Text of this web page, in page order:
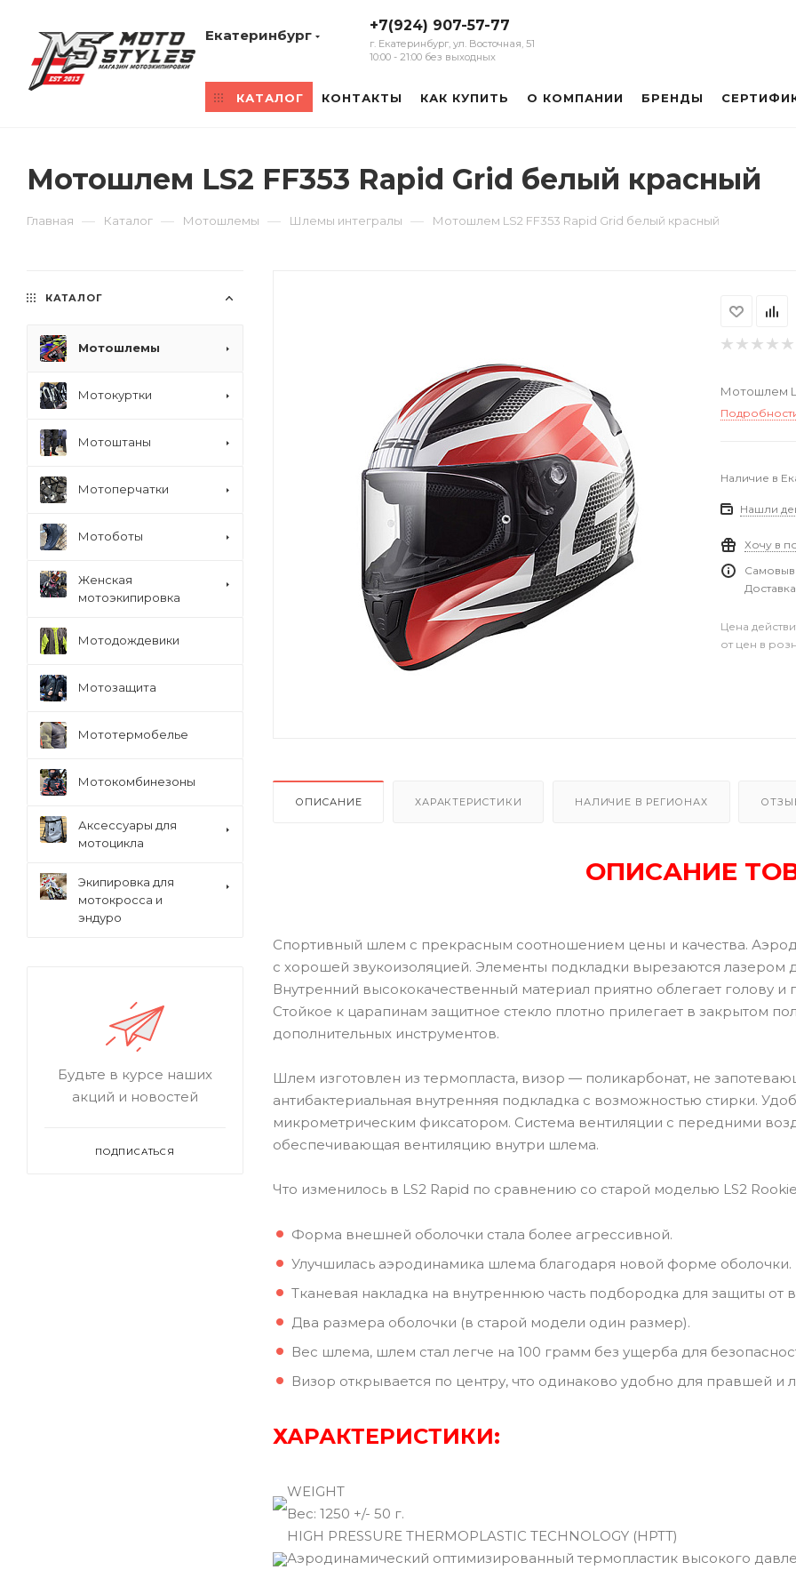
Екатеринбург
+7(924) 907-57-77
г. Екатеринбург, ул. Восточная, 51
10:00 - 21:00 без выходных
КАТАЛОГ КОНТАКТЫ КАК КУПИТЬ О КОМПАНИИ БРЕНДЫ
Мотошлем LS2 FF353 Rapid Grid белый красный
Главная — Каталог — Мотошлемы — Шлемы интегралы — Мотошлем LS2 FF353 Rapid Grid белый красный
Мотошлем
Наличие в
Нашли
Хочу в
Цена
от цен в
ОПИСАНИЕ ХАРАКТЕРИСТИКИ НАЛИЧИЕ В РЕГИОНАХ
ОПИСАНИЕ
Спортивный шлем с прекрасным соотношением цены и качества.
с хорошей звукоизоляцией. Элементы подкладки вырезаются лазером
Внутренний высококачественный материал приятно облегает голову
Стойкое к царапинам защитное стекло плотно прилегает в закрытом
дополнительных инструментов.
Шлем изготовлен из термопласта, визор — поликарбонат, не
антибактериальная внутренняя подкладка с возможностью стирки.
микрометрическим фиксатором. Система вентиляции с передними
обеспечивающая вентиляцию внутри шлема.
Что изменилось в LS2 Rapid по сравнению со старой моделью LS2
Форма внешней оболочки стала более агрессивной.
Улучшилась аэродинамика шлема благодаря новой форме оболочки.
Тканевая накладка на внутреннюю часть подбородка для защиты от
Два размера оболочки (в старой модели один размер).
Вес шлема, шлем стал легче на 100 грамм без ущерба для
Визор открывается по центру, что одинаково удобно для правшей и
ХАРАКТЕРИСТИКИ:
WEIGHT
Вec: 1250 +/- 50 г.
HIGH PRESSURE THERMOPLASTIC TECHNOLOGY (HPTT)
Аэродинамический оптимизированный термопластик высокого
КАТАЛОГ
Мотошлемы
Мотокуртки
Мотоштаны
Мотоперчатки
Мотоботы
Женская
мотоэкипировка
Мотодождевики
Мотозащита
Мототермобелье
Мотокомбинезоны
Аксессуары для
мотоцикла
Экипировка для
мотокросса и
эндуро
Будьте в курсе наших
акций и новостей
ПОДПИСАТЬСЯ